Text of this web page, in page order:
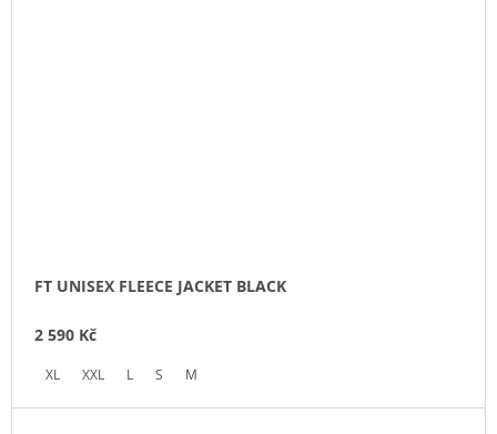
FT UNISEX FLEECE JACKET BLACK
2 590 Kč
XL XXL L S M